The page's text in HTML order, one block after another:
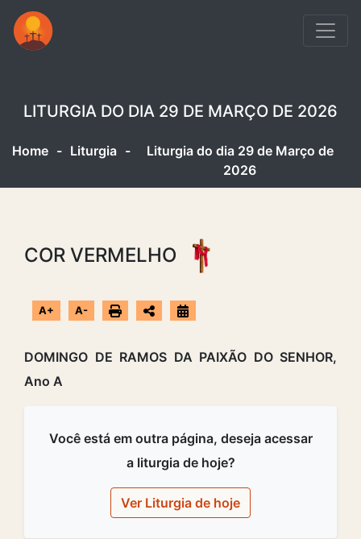
LITURGIA DO DIA 29 DE MARÇO DE 2026
Home - Liturgia -
Liturgia do dia 29 de Março de
2026
COR VERMELHO
A+ A-
DOMINGO DE RAMOS DA PAIXÃO DO SENHOR,
Ano A
Você está em outra página, deseja acessar
a liturgia de hoje?
Ver Liturgia de hoje